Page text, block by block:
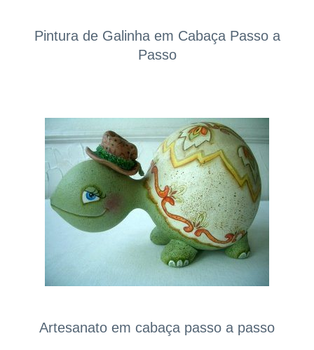
Pintura de Galinha em Cabaça Passo a
Passo
Artesanato em cabaça passo a passo